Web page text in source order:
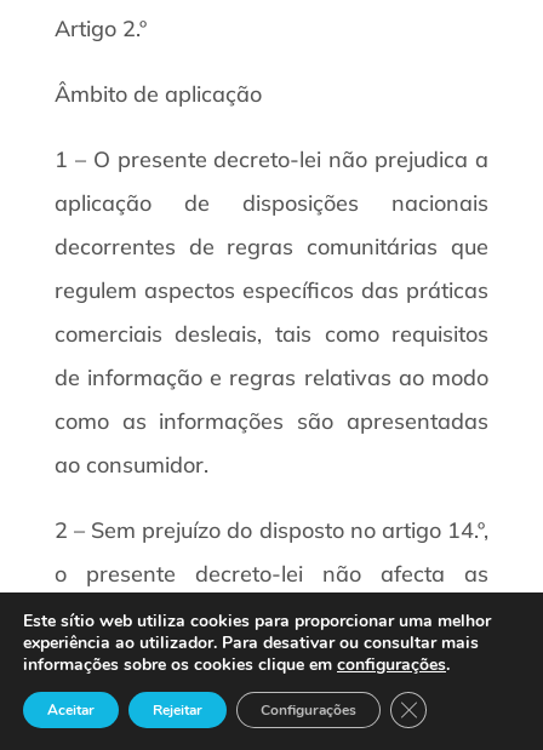
Artigo 2.º
Âmbito de aplicação
1 – O presente decreto-lei não prejudica a
aplicação de disposições nacionais
decorrentes de regras comunitárias que
regulem aspectos específicos das práticas
comerciais desleais, tais como requisitos
de informação e regras relativas ao modo
como as informações são apresentadas
ao consumidor.
2 – Sem prejuízo do disposto no artigo 14.º,
o presente decreto-lei não afecta as
disposições relativas à formação, validade
ou efeitos dos contratos.
3 – O regime do presente decreto-lei não
Este sítio web utiliza cookies para proporcionar uma melhor
experiência ao utilizador. Para desativar ou consultar mais
informações sobre os cookies clique em configurações.
Aceitar Rejeitar Configurações Close GDPR